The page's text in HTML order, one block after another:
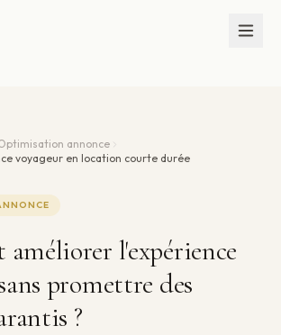
annonce
voyageur en location courte durée
l'expérience
promettre des
?